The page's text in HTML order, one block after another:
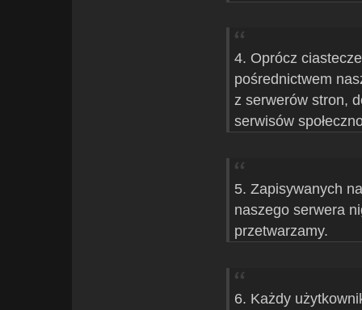
4. Oprócz
pośrednictwem
z serwerów stron,
serwisów
5. Zapisywanych
naszego serwera
przetwarzamy.
6. Każdy